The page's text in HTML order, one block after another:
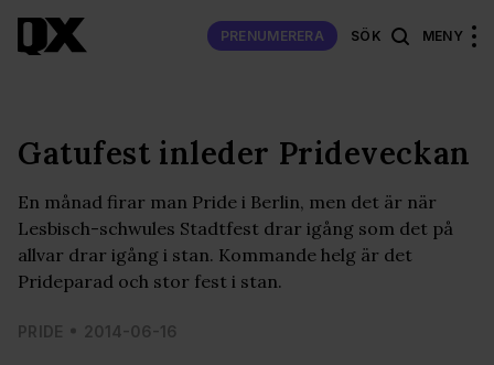
PRENUMERERA SÖK MENY
Gatufest inleder Prideveckan
En månad firar man Pride i Berlin, men det är när
Lesbisch-schwules Stadtfest drar igång som det på
allvar drar igång i stan. Kommande helg är det
Prideparad och stor fest i stan.
PRIDE 2014-06-16